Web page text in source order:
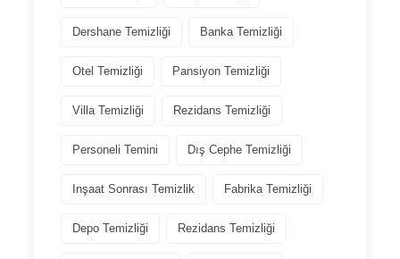
Dershane Temizliği Banka Temizliği
Otel Temizliği Pansiyon Temizliği
Villa Temizliği Rezidans Temizliği
Personeli Temini Dış Cephe Temizliği
Inşaat Sonrası Temizlik Fabrika Temizliği
Depo Temizliği Rezidans Temizliği